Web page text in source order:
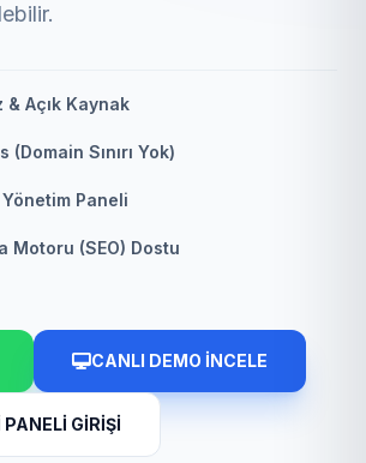
Açık Kaynak
(Domain Sınırı Yok)
Paneli
Motoru (SEO) Dostu
CANLI DEMO İNCELE
GİRİŞİ